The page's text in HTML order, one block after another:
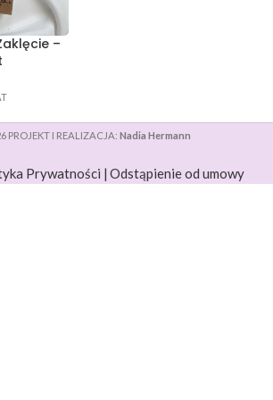
–
PROJEKT I REALIZACJA: Nadia Hermann
Prywatności | Odstąpienie od umowy